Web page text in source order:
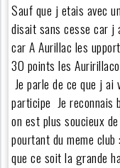
Sauf que j etais avec
disait sans cesse car j
car A Aurillac les
30 points les
Je parle de ce que j
participe Je reconnais
on est plus soucieux
pourtant du meme
que ce soit la grande